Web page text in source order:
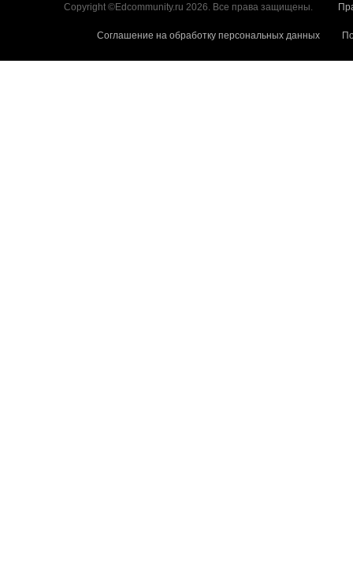
Copyright ©Edcommunity.ru 2026. Все права защищены.
Соглашение на обработку персональных данных